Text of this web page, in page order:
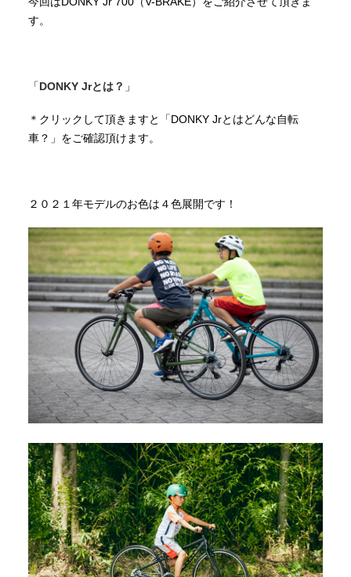
す。
「DONKY Jrとは？ 」
＊クリックして頂きますと「DONKY Jrとはどんな自転
車？」をご確認頂けます。
２０２１年モデルのお色は４色展開です！